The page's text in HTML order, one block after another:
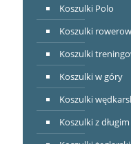
Koszulki Polo
Koszulki
Koszulki
Koszulki w góry
Koszulki
Koszulki z